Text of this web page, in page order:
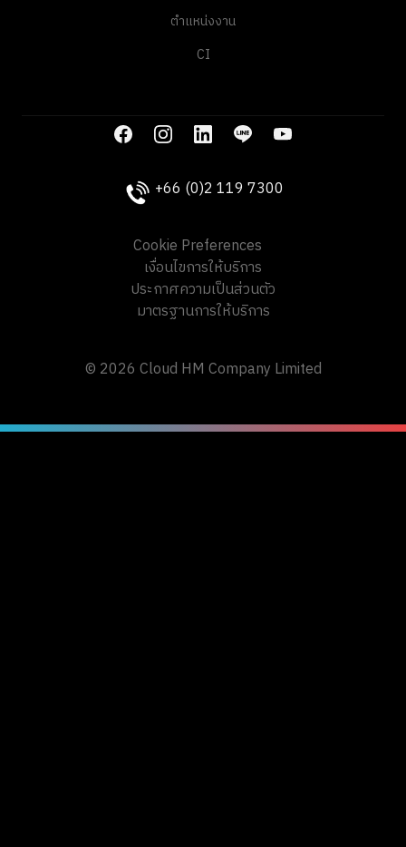
ตำแหน่งงาน
CI
+66 (0)2 119 7300
Cookie Preferences
เงื่อนไขการให้บริการ
ประกาศความเป็นส่วนตัว
มาตรฐานการให้บริการ
© 2026 Cloud HM Company Limited